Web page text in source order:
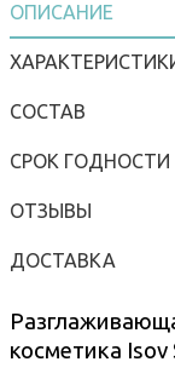
ОПИСАНИЕ
СОСТАВ
СРОК ГОДНОСТИ
ОТЗЫВЫ
ДОСТАВКА
косметика Isov